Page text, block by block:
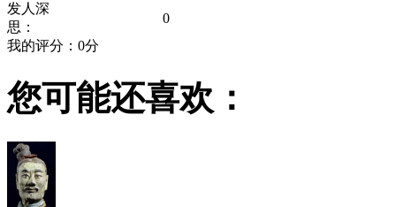
发人深
思：
0
我的评分： 0分
您可能还喜欢：